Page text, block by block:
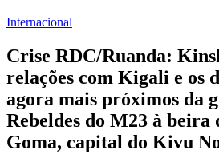
Internacional
Crise RDC/Ruanda:
relações com Kigali e os
agora mais próximos da
Rebeldes do M23 à beira
Goma, capital do Kivu